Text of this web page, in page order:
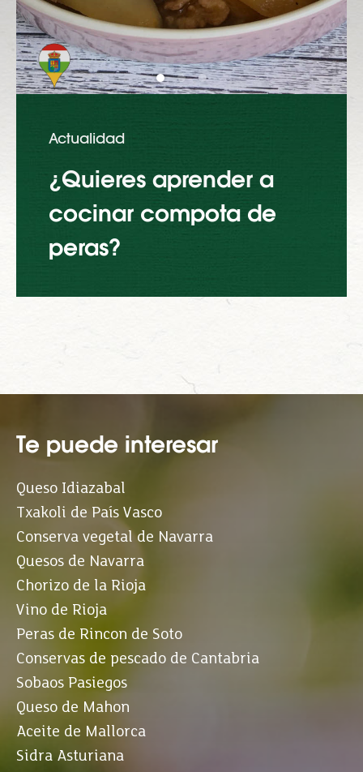
Actualidad
¿Quieres aprender a
cocinar compota de
peras?
Te puede interesar
Queso Idiazabal
Txakoli de País Vasco
Conserva vegetal de Navarra
Quesos de Navarra
Chorizo de la Rioja
Vino de Rioja
Peras de Rincon de Soto
Conservas de pescado de Cantabria
Sobaos Pasiegos
Queso de Mahon
Aceite de Mallorca
Sidra Asturiana